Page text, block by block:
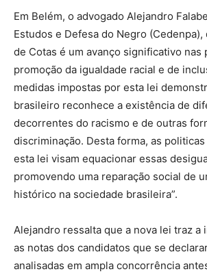
Em Belém, o advogado Alejandro
Estudos e Defesa do Negro (Cedenpa),
de Cotas é um avanço significativo nas
promoção da igualdade racial e de
medidas impostas por esta lei
brasileiro reconhece a existência de
decorrentes do racismo e de outras
discriminação. Desta forma, as
esta lei visam equacionar essas
promovendo uma reparação social de
histórico na sociedade brasileira”.
Alejandro ressalta que a nova lei traz a
as notas dos candidatos que se
analisadas em ampla concorrência